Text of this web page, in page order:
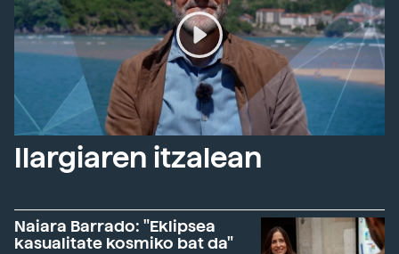
Ilargiaren itzalean
Naiara Barrado: "Eklipsea
kasualitate kosmiko bat da"